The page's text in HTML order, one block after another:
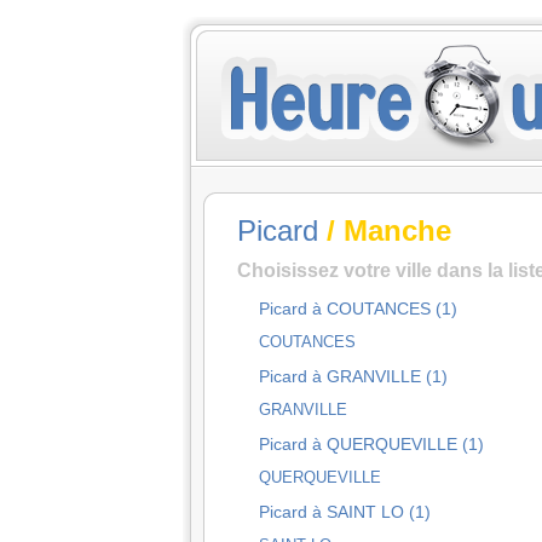
Picard / Manche
Choisissez votre ville dans la
Picard à COUTANCES (1)
COUTANCES
Picard à GRANVILLE (1)
GRANVILLE
Picard à QUERQUEVILLE (1)
QUERQUEVILLE
Picard à SAINT LO (1)